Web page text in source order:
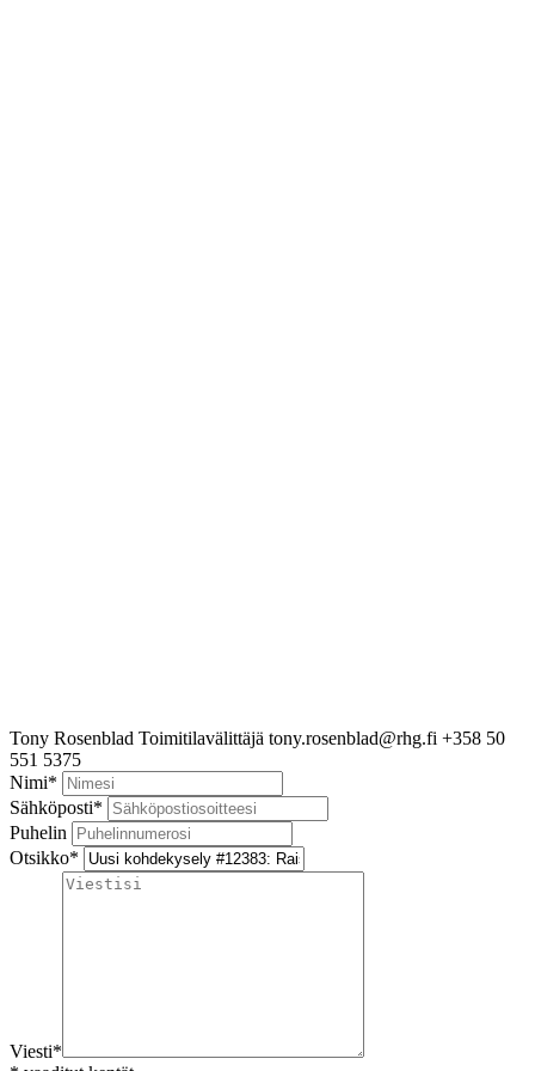
Tony Rosenblad Toimitilavälittäjä tony.rosenblad@rhg.fi +358 50
551 5375
Nimi*
Sähköposti*
Puhelin
Otsikko*
Viesti*